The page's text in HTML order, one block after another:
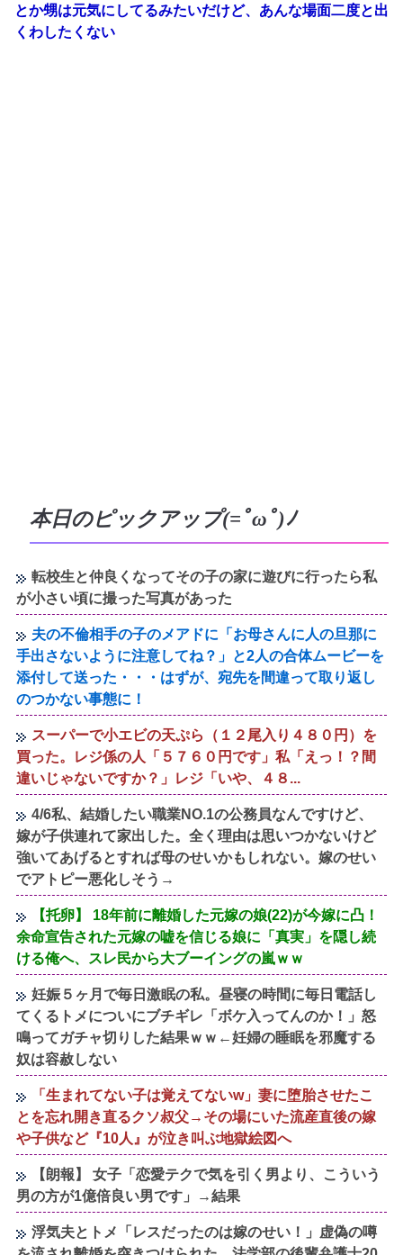
とか甥は元気にしてるみたいだけど、あんな場面二度と出
くわしたくない
本日のピックアップ(=ﾟωﾟ)ﾉ
転校生と仲良くなってその子の家に遊びに行ったら私
が小さい頃に撮った写真があった
夫の不倫相手の子のメアドに「お母さんに人の旦那に
手出さないように注意してね？」と2人の合体ムービーを
添付して送った・・・はずが、宛先を間違って取り返し
のつかない事態に！
スーパーで小エビの天ぷら（１２尾入り４８０円）を
買った。レジ係の人「５７６０円です」私「えっ！？間
違いじゃないですか？」レジ「いや、４８...
4/6私、結婚したい職業NO.1の公務員なんですけど、
嫁が子供連れて家出した。全く理由は思いつかないけど
強いてあげるとすれば母のせいかもしれない。嫁のせい
でアトピー悪化しそう→
【托卵】 18年前に離婚した元嫁の娘(22)が今嫁に凸！
余命宣告された元嫁の嘘を信じる娘に「真実」を隠し続
ける俺へ、スレ民から大ブーイングの嵐ｗｗ
妊娠５ヶ月で毎日激眠の私。昼寝の時間に毎日電話し
てくるトメについにブチギレ「ボケ入ってんのか！」怒
鳴ってガチャ切りした結果ｗｗ←妊婦の睡眠を邪魔する
奴は容赦しない
「生まれてない子は覚えてないw」妻に堕胎させたこ
とを忘れ開き直るクソ叔父→その場にいた流産直後の嫁
や子供など『10人』が泣き叫ぶ地獄絵図へ
【朗報】 女子「恋愛テクで気を引く男より、こういう
男の方が1億倍良い男です」→結果
浮気夫とトメ「レスだったのは嫁のせい！」虚偽の噂